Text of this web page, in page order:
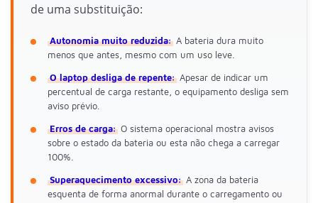
de uma substituição:
Autonomia muito reduzida: A bateria dura muito
menos que antes, mesmo com um uso leve.
O laptop desliga de repente: Apesar de indicar um
percentual de carga restante, o equipamento desliga sem
aviso prévio.
Erros de carga: O sistema operacional mostra avisos
sobre o estado da bateria ou esta não chega a carregar
100%.
Superaquecimento excessivo: A zona da bateria
esquenta de forma anormal durante o carregamento ou